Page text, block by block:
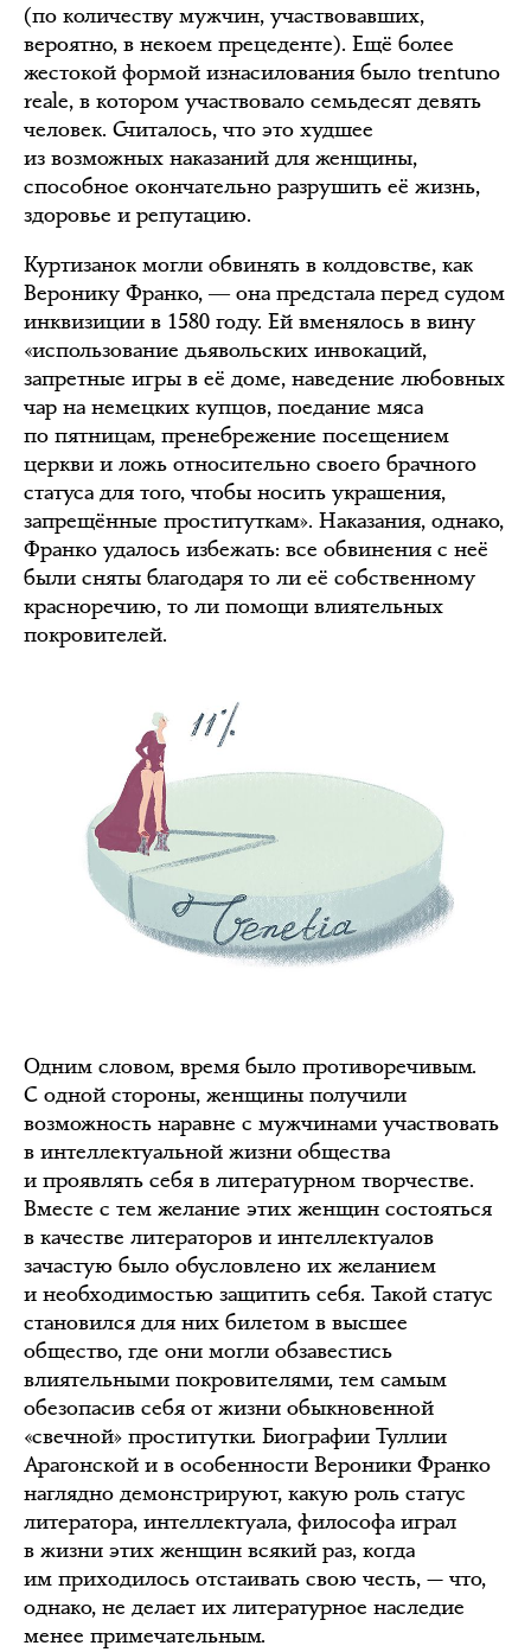
(по количеству мужчин, участвовавших,
вероятно, в некоем прецеденте). Ещё более
жестокой формой изнасилования было trentuno
reale, в котором участвовало семьдесят девять
человек. Считалось, что это худшее
из возможных наказаний для женщины,
способное окончательно разрушить её жизнь,
здоровье и репутацию.
Куртизанок могли обвинять в колдовстве, как
Веронику Франко, ― она предстала перед судом
инквизиции в 1580 году. Ей вменялось в вину
«использование дьявольских инвокаций,
запретные игры в её доме, наведение любовных
чар на немецких купцов, поедание мяса
по пятницам, пренебрежение посещением
церкви и ложь относительно своего брачного
статуса для того, чтобы носить украшения,
запрещённые проституткам». Наказания, однако,
Франко удалось избежать: все обвинения с неё
были сняты благодаря то ли её собственному
красноречию, то ли помощи влиятельных
покровителей.
Одним словом, время было противоречивым.
С одной стороны, женщины получили
возможность наравне с мужчинами участвовать
в интеллектуальной жизни общества
и проявлять себя в литературном творчестве.
Вместе с тем желание этих женщин состояться
в качестве литераторов и интеллектуалов
зачастую было обусловлено их желанием
и необходимостью защитить себя. Такой статус
становился для них билетом в высшее
общество, где они могли обзавестись
влиятельными покровителями, тем самым
обезопасив себя от жизни обыкновенной
«свечной» проститутки. Биографии Туллии
Арагонской и в особенности Вероники Франко
наглядно демонстрируют, какую роль статус
литератора, интеллектуала, философа играл
в жизни этих женщин всякий раз, когда
им приходилось отстаивать свою честь, — что,
однако, не делает их литературное наследие
менее примечательным.